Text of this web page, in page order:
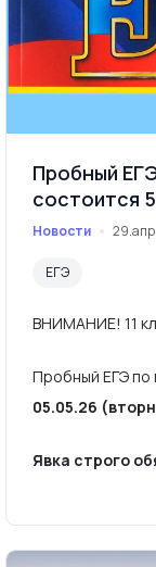
Пробный
состоится
Новости 29.апр
ЕГЭ
ВНИМАНИЕ! 11
Пробный ЕГЭ по
05.05.26
Явка строго